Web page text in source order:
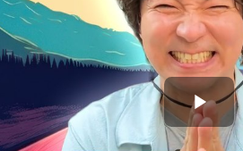
Play